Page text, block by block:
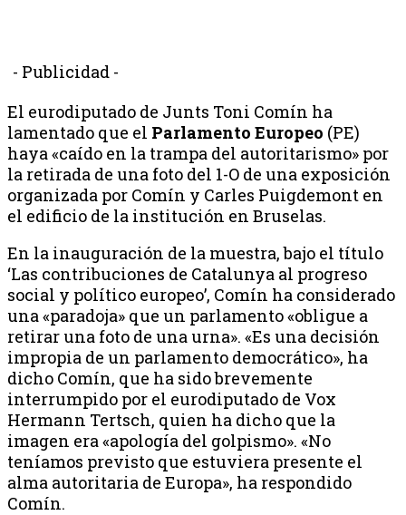
- Publicidad -
El eurodiputado de Junts Toni Comín ha
lamentado que el Parlamento Europeo (PE)
haya «caído en la trampa del autoritarismo» por
la retirada de una foto del 1-O de una exposición
organizada por Comín y Carles Puigdemont en
el edificio de la institución en Bruselas.
En la inauguración de la muestra, bajo el título
‘Las contribuciones de Catalunya al progreso
social y político europeo’, Comín ha considerado
una «paradoja» que un parlamento «obligue a
retirar una foto de una urna». «Es una decisión
impropia de un parlamento democrático», ha
dicho Comín, que ha sido brevemente
interrumpido por el eurodiputado de Vox
Hermann Tertsch, quien ha dicho que la
imagen era «apología del golpismo». «No
teníamos previsto que estuviera presente el
alma autoritaria de Europa», ha respondido
Comín.